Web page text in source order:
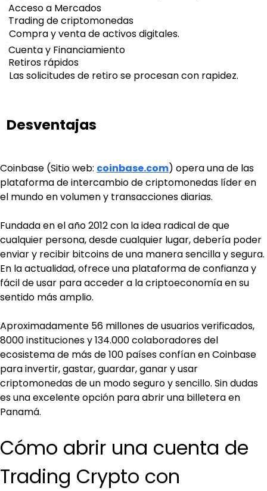
Acceso a Mercados
Trading de criptomonedas
Compra y venta de activos digitales.
Cuenta y Financiamiento
Retiros rápidos
Las solicitudes de retiro se procesan con rapidez.
Desventajas
Coinbase (Sitio web: coinbase.com) opera una de las
plataforma de intercambio de criptomonedas líder en
el mundo en volumen y transacciones diarias.
Fundada en el año 2012 con la idea radical de que
cualquier persona, desde cualquier lugar, debería poder
enviar y recibir bitcoins de una manera sencilla y segura.
En la actualidad, ofrece una plataforma de confianza y
fácil de usar para acceder a la criptoeconomía en su
sentido más amplio.
Aproximadamente 56 millones de usuarios verificados,
8000 instituciones y 134.000 colaboradores del
ecosistema de más de 100 países confían en Coinbase
para invertir, gastar, guardar, ganar y usar
criptomonedas de un modo seguro y sencillo. Sin dudas
es una excelente opción para abrir una billetera en
Panamá.
Cómo abrir una cuenta de
Trading Crypto con